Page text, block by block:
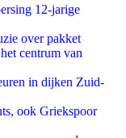
12-jarige
over pakket
centrum van
in dijken Zuid-
ook Griekspoor